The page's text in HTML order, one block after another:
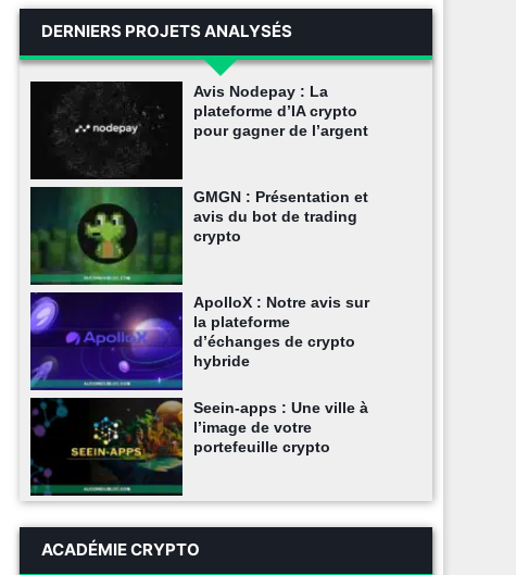
DERNIERS PROJETS ANALYSÉS
Avis Nodepay : La
plateforme d’IA crypto
pour gagner de l’argent
GMGN : Présentation et
avis du bot de trading
crypto
ApolloX : Notre avis sur
la plateforme
d’échanges de crypto
hybride
Seein-apps : Une ville à
l’image de votre
portefeuille crypto
ACADÉMIE CRYPTO